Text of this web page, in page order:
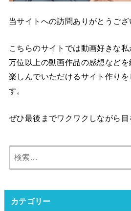
当サイトへの訪問ありがとうござ
こちらのサイトでは動画好きな
万位以上の動画作品の感想など
楽しんでいただけるサイト作り
す。
ぜひ最後までワクワクしながら
索:
カテゴリー